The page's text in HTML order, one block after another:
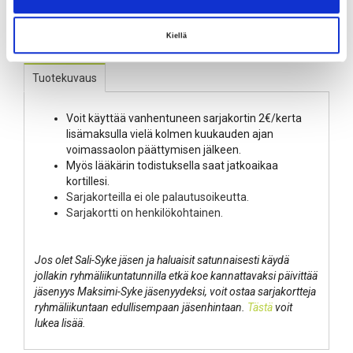
Kiellä
LISÄÄ OSTOSKORIIN
Tuotekuvaus
Voit käyttää vanhentuneen sarjakortin 2€/kerta
lisämaksulla vielä kolmen kuukauden ajan
voimassaolon päättymisen jälkeen.
Myös lääkärin todistuksella saat jatkoaikaa
kortillesi.
Sarjakorteilla ei ole palautusoikeutta.
Sarjakortti on henkilökohtainen.
Jos olet Sali-Syke jäsen ja haluaisit satunnaisesti käydä
jollakin ryhmäliikuntatunnilla etkä koe kannattavaksi päivittää
jäsenyys Maksimi-Syke jäsenyydeksi, voit ostaa sarjakortteja
ryhmäliikuntaan edullisempaan jäsenhintaan. Tästävoit
lukea lisää.